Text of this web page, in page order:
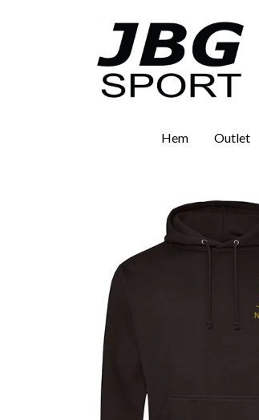
Hem Outlet